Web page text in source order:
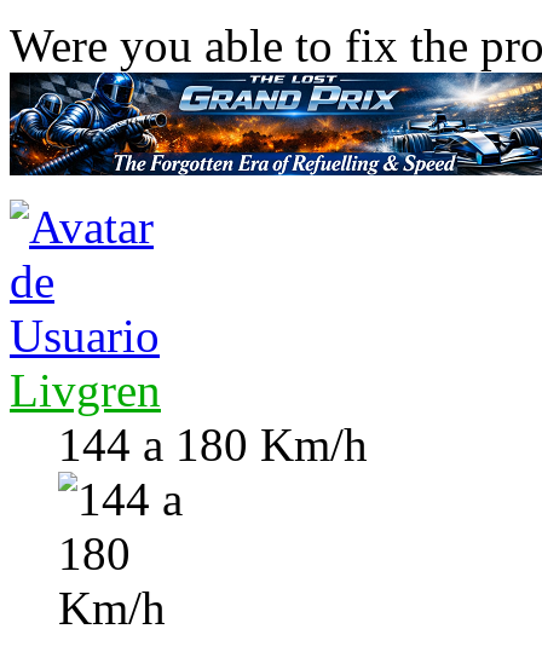
Were you able to fix the
Livgren
144 a 180 Km/h